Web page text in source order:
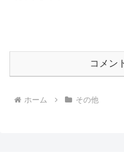
コメン
ホーム その他